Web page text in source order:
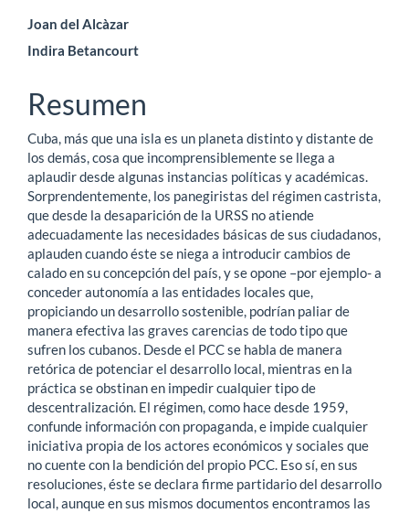
Contenido
principal
del
artículo
Joan del Alcàzar
Indira Betancourt
Resumen
Cuba, más que una isla es un planeta distinto y distante de
los demás, cosa que incomprensiblemente se llega a
aplaudir desde algunas instancias políticas y académicas.
Sorprendentemente, los panegiristas del régimen castrista,
que desde la desaparición de la URSS no atiende
adecuadamente las necesidades básicas de sus ciudadanos,
aplauden cuando éste se niega a introducir cambios de
calado en su concepción del país, y se opone –por ejemplo- a
conceder autonomía a las entidades locales que,
propiciando un desarrollo sostenible, podrían paliar de
manera efectiva las graves carencias de todo tipo que
sufren los cubanos. Desde el PCC se habla de manera
retórica de potenciar el desarrollo local, mientras en la
práctica se obstinan en impedir cualquier tipo de
descentralización. El régimen, como hace desde 1959,
confunde información con propaganda, e impide cualquier
iniciativa propia de los actores económicos y sociales que
no cuente con la bendición del propio PCC. Eso sí, en sus
resoluciones, éste se declara firme partidario del desarrollo
local, aunque en sus mismos documentos encontramos las